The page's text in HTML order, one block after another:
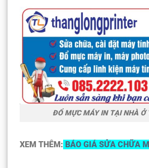
ĐỔ MỰC MÁY IN TẠI NHÀ Ở
XEM THÊM: BÁO GIÁ SỬA CHỮA